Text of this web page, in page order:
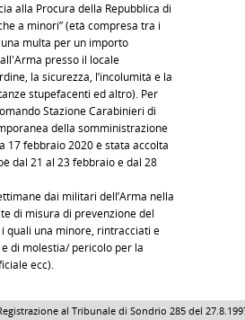
alla Procura della Repubblica di
a minori” (età compresa tra i
multa per un importo
presso il locale
la sicurezza, l’incolumità e la
stupefacenti ed altro). Per
Stazione Carabinieri di
della somministrazione
17 febbraio 2020 è stata accolta
dal 21 al 23 febbraio e dal 28
dai militari dell’Arma nella
di misura di prevenzione del
quali una minore, rintracciati e
di molestia/ pericolo per la
ecc).
al Tribunale di Sondrio 285 del